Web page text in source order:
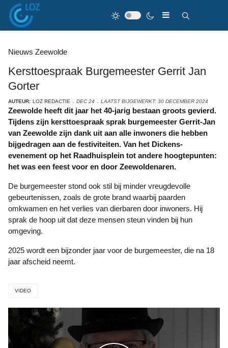
Nieuws Zeewolde
Kersttoespraak Burgemeester Gerrit Jan
Gorter
AUTEUR: LOZ REDACTIE DEC 24 LAATST BIJGEWERKT: 30 DECEMBER 2024
Zeewolde heeft dit jaar het 40-jarig bestaan groots gevierd.
Tijdens zijn kersttoespraak sprak burgemeester Gerrit-Jan
van Zeewolde zijn dank uit aan alle inwoners die hebben
bijgedragen aan de festiviteiten. Van het Dickens-
evenement op het Raadhuisplein tot andere hoogtepunten:
het was een feest voor en door Zeewoldenaren.
De burgemeester stond ook stil bij minder vreugdevolle
gebeurtenissen, zoals de grote brand waarbij paarden
omkwamen en het verlies van dierbaren door inwoners. Hij
sprak de hoop uit dat deze mensen steun vinden bij hun
omgeving.
2025 wordt een bijzonder jaar voor de burgemeester, die na 18
jaar afscheid neemt.
VIDEO